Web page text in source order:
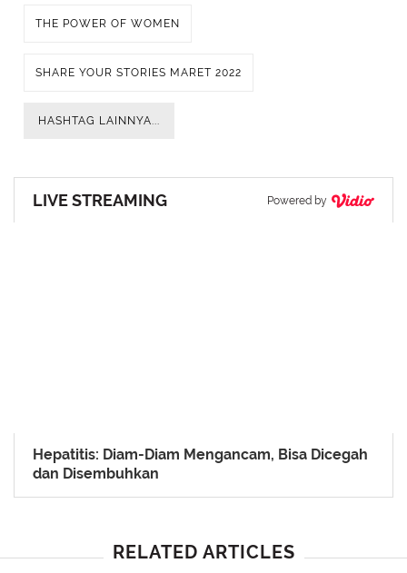
THE POWER OF WOMEN
SHARE YOUR STORIES MARET 2022
HASHTAG LAINNYA...
LIVE STREAMING Powered by
Hepatitis: Diam-Diam Mengancam, Bisa Dicegah
dan Disembuhkan
RELATED ARTICLES